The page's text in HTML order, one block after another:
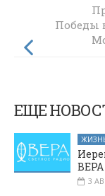
встречу
Победы
ЕЩЕ
ВЕРА
3